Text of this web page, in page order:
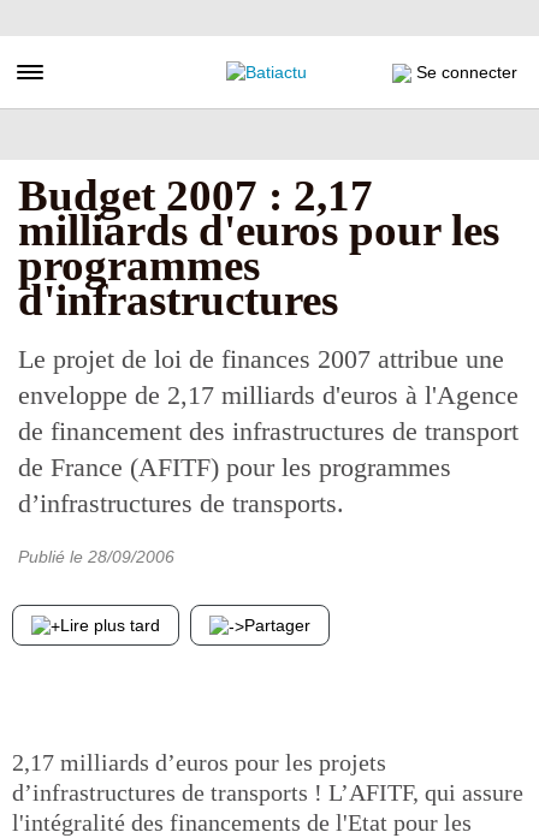
au
principal
Toggle navigation Se connecter
Budget 2007 : 2,17
milliards d'euros pour les
programmes
d'infrastructures
Le projet de loi de finances 2007 attribue une
enveloppe de 2,17 milliards d'euros à l'Agence
de financement des infrastructures de transport
de France (AFITF) pour les programmes
d’infrastructures de transports.
Publié le 28/09/2006
Lire plus tard Partager
2,17 milliards d’euros pour les projets
d’infrastructures de transports ! L’AFITF, qui assure
l'intégralité des financements de l'Etat pour les